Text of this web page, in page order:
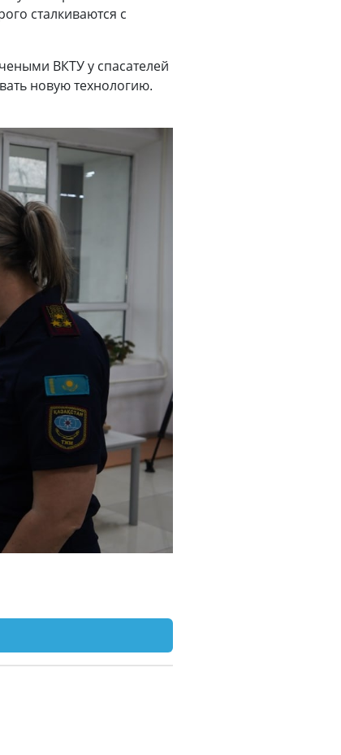
сталкиваются с
ВКТУ у спасателей
новую технологию.